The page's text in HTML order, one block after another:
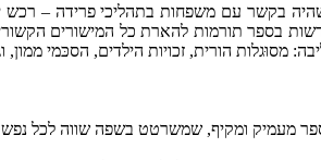
בקשר עם משפחות בתהליכי פרידה – רכש
בספר תורמות להארת כל המישורים
מסוּגלות הורית, זכויות הילדים, הסכּמי
מעמיק ומקיף, שמשרטט בשפה שווה לכל